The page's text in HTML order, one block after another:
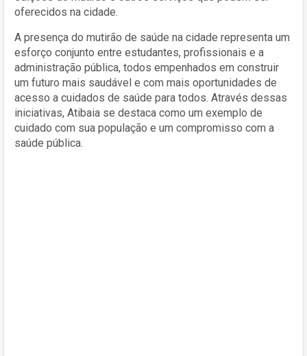
oferecidos na cidade.
A presença do mutirão de saúde na cidade representa um
esforço conjunto entre estudantes, profissionais e a
administração pública, todos empenhados em construir
um futuro mais saudável e com mais oportunidades de
acesso a cuidados de saúde para todos. Através dessas
iniciativas, Atibaia se destaca como um exemplo de
cuidado com sua população e um compromisso com a
saúde pública.